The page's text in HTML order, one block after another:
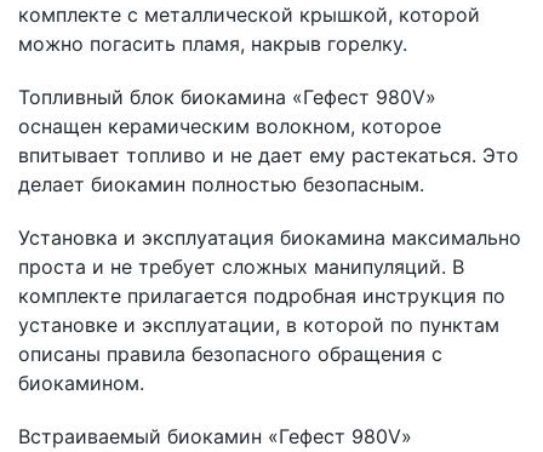
комплекте с металлической крышкой, которой
можно погасить пламя, накрыв горелку.
Топливный блок биокамина «Гефест 980V»
оснащен керамическим волокном, которое
впитывает топливо и не дает ему растекаться. Это
делает биокамин полностью безопасным.
Установка и эксплуатация биокамина максимально
проста и не требует сложных манипуляций. В
комплекте прилагается подробная инструкция по
установке и эксплуатации, в которой по пунктам
описаны правила безопасного обращения с
биокамином.
Встраиваемый биокамин «Гефест 980V»